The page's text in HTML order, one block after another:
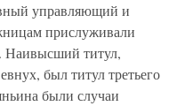
управляющий и
прислуживали
Наивысший титул,
был титул третьего
были случаи